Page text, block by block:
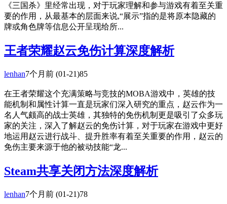
《三国杀》里经常出现，对于玩家理解和参与游戏有着至关重
要的作用，从最基本的层面来说,“展示”指的是将原本隐藏的
牌或角色牌等信息公开呈现给所...
王者荣耀赵云免伤计算深度解析
lenhan7个月前 (01-21)85
在王者荣耀这个充满策略与竞技的MOBA游戏中，英雄的技
能机制和属性计算一直是玩家们深入研究的重点，赵云作为一
名人气颇高的战士英雄，其独特的免伤机制更是吸引了众多玩
家的关注，深入了解赵云的免伤计算，对于玩家在游戏中更好
地运用赵云进行战斗、提升胜率有着至关重要的作用，赵云的
免伤主要来源于他的被动技能“龙...
Steam共享关闭方法深度解析
lenhan7个月前 (01-21)78